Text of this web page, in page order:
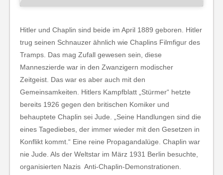
Hitler und Chaplin sind beide im April 1889 geboren. Hitler
trug seinen Schnauzer ähnlich wie Chaplins Filmfigur des
Tramps. Das mag Zufall gewesen sein, diese
Manneszierde war in den Zwanzigern modischer
Zeitgeist. Das war es aber auch mit den
Gemeinsamkeiten. Hitlers Kampfblatt „Stürmer“ hetzte
bereits 1926 gegen den britischen Komiker und
behauptete Chaplin sei Jude. „Seine Handlungen sind die
eines Tagediebes, der immer wieder mit den Gesetzen in
Konflikt kommt.“ Eine reine Propagandalüge. Chaplin war
nie Jude. Als der Weltstar im März 1931 Berlin besuchte,
organisierten Nazis Anti-Chaplin-Demonstrationen.